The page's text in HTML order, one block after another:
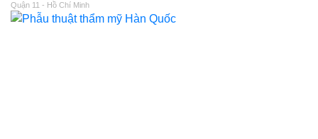
Quận 11 - Hồ Chí Minh